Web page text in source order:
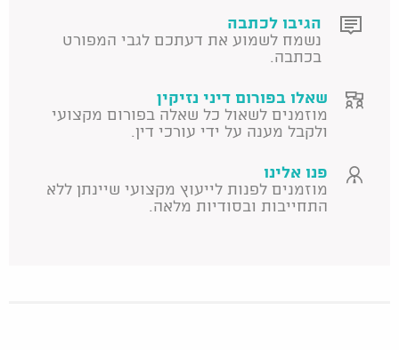
הגיבו לכתבה
נשמח לשמוע את דעתכם לגבי המפורט
בכתבה.
שאלו בפורום דיני נזיקין
מוזמנים לשאול כל שאלה בפורום מקצועי
ולקבל מענה על ידי עורכי דין.
פנו אלינו
מוזמנים לפנות לייעוץ מקצועי שיינתן ללא
התחייבות ובסודיות מלאה.